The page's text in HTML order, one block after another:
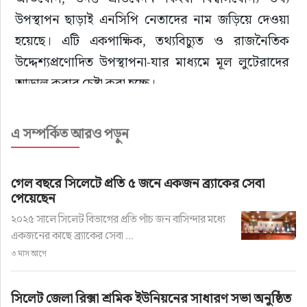
উপস্থাপন ছাড়াই এনসিপি নেতাদের নাম জড়িয়ে দেওয়া
হয়েছে। এটি একপাক্ষিক, তথ্যবিচ্যুত ও রাজনৈতিক
উদ্দেশ্যপ্রণোদিত উপস্থাপনা-যার মাধ্যমে মূল লুটেরাদের
আড়াল করার চেষ্টা করা হচ্ছে।
এনসিপির নেতারা জানান, জাতীয় নাগরিক পার্টি একটি
নৈতিক, জনমুখী ও গণমানুষের অধিকারভিত্তিক
ও আহতদের আত্মত্যাগে পরিশুদ্ধ হয়ে এনসিপি পথচলা
শুরু করেছে। দলটির লক্ষ্য-বাংলাদেশকে দুর্নীতিবাজ,
লুটেরা ও ক্ষমতার অপব্যবহারকারীদের হাত থেকে মুক্ত
করে দেশপ্রেমিক, সাহসী ও সৎ মানুষদের নেতৃত্বে প্রতিষ্ঠিত
করা।
এ সম্পর্কিত আরও পড়ুন
গেল বছরে সিলেটে প্রতি ৫ জনে একজন ব্র্যাকের সেবা
পেয়েছেন
২০২৫ সালে সিলেট বিভাগের প্রতি পাঁচ জন বাসিন্দার মধ্যে
একজনের কাছে ব্র্যাকের সেবা ...
৩ মাস আগে
সিলেট জেলা রিক্সা শ্রমিক ইউনিয়নের সাধারণ সভা অনুষ্ঠিত